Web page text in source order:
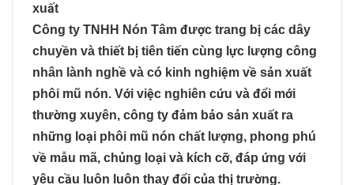
xuất
Công ty TNHH Nón Tâm được trang bị các dây
chuyền và thiết bị tiên tiến cùng lực lượng công
nhân lành nghề và có kinh nghiệm về sản xuất
phôi mũ nón. Với việc nghiên cứu và đổi mới
thường xuyên, công ty đảm bảo sản xuất ra
những loại phôi mũ nón chất lượng, phong phú
về mẫu mã, chủng loại và kích cỡ, đáp ứng với
yêu cầu luôn luôn thay đổi của thị trường.